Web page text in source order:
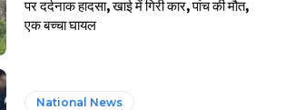
पर दर्दनाक हादसा, खाई में गिरी कार, पांच की मौत,
एक बच्चा घायल
National News